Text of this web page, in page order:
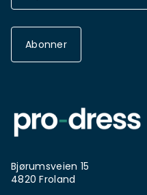
Abonner
Bjørumsveien 15
4820 Froland